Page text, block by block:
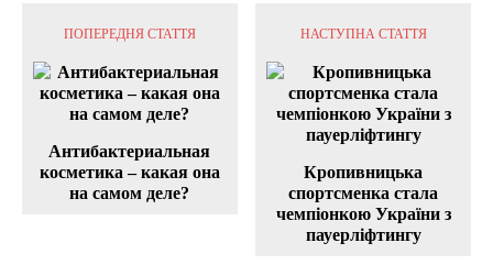
ПОПЕРЕДНЯ СТАТТЯ
Антибактериальная
косметика – какая она
на самом деле?
НАСТУПНА СТАТТЯ
Кропивницька
спортсменка стала
чемпіонкою України з
пауерліфтингу